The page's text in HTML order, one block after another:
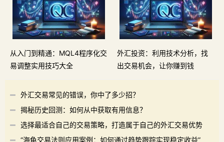
从入门到精通：MQL4程序化交
易调整实用技巧大全
外汇投资：利用技术分析，找
出交易机会，让你赚到钱
外汇交易常见的错误，你中了多少招？
揭秘历史回测：如何从中获取有用信息？
选择最适合自己的交易策略，打造属于自己的外汇交易优势
“海龟交易法则应用案例：如何通过趋势跟踪实现稳定收益”